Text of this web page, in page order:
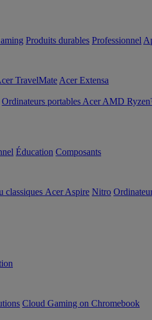
Produits durables Professionnel
TravelMate Acer Extensa
Ordinateurs portables Acer AMD
Éducation Composants
classiques Acer Aspire Nitro
Cloud Gaming on Chromebook